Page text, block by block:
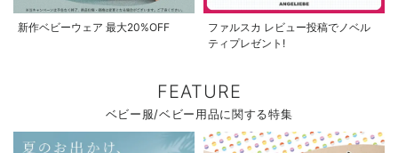
新作ベビーウェア 最大20%OFF
ファルスカ レビュー投稿でノベル
ティプレゼント!
FEATURE
ベビー服/ベビー用品に関する特集